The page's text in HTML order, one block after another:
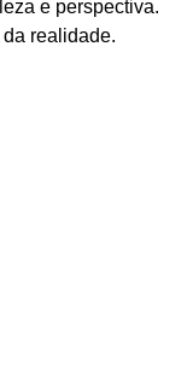
e perspectiva.
realidade.